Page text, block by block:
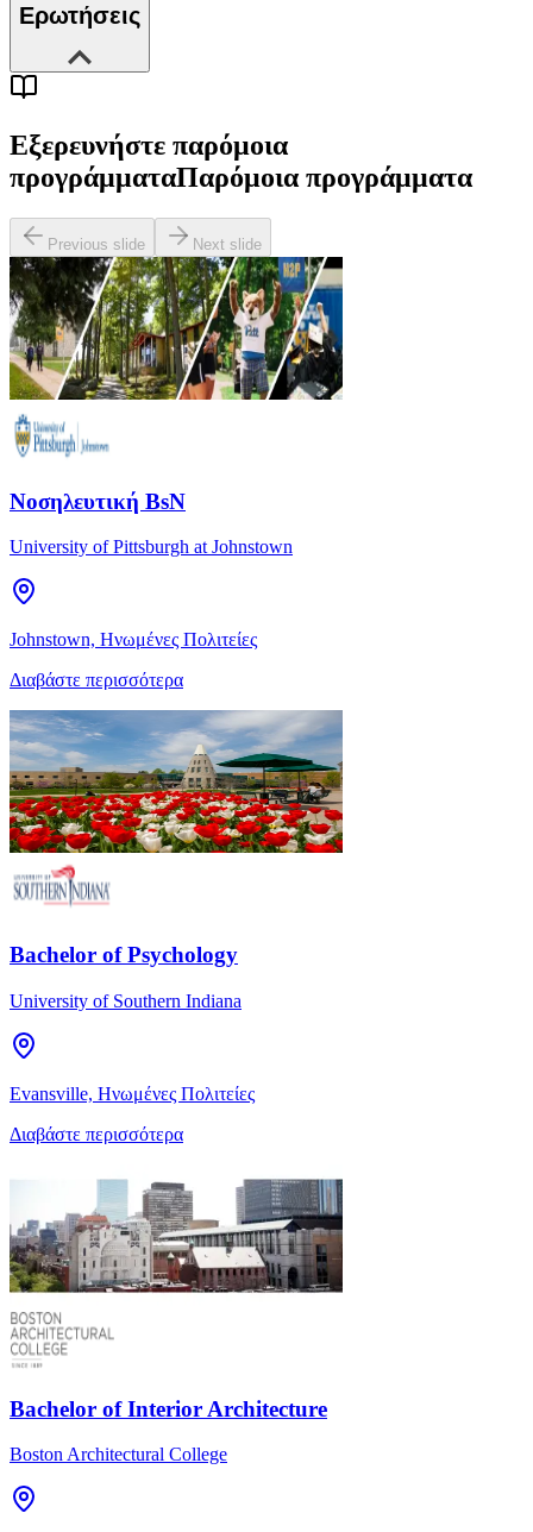
Ερωτήσεις
Εξερευνήστε παρόμοια
προγράμματαΠαρόμοια προγράμματα
Previous slide Next slide
Νοσηλευτική BsN
University of Pittsburgh at Johnstown
Johnstown, Ηνωμένες Πολιτείες
Διαβάστε περισσότερα
Bachelor of Psychology
University of Southern Indiana
Evansville, Ηνωμένες Πολιτείες
Διαβάστε περισσότερα
Bachelor of Interior Architecture
Boston Architectural College